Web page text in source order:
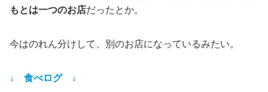
もとは一つのお店だったとか。
今はのれん分けして、別のお店になっているみたい。
↓ 食べログ ↓